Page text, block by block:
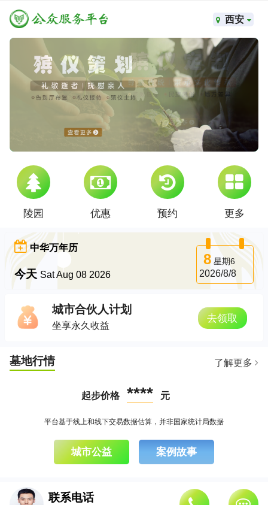
西安
陵园 优惠 预约 更多
中华万年历
今天 Sat Aug 08 2026
8星期6
2026/8/8
城市合伙人计划
坐享永久收益
去领取
墓地行情 了解更多
起步价格 **** 元
平台基于线上和线下交易数据估算，并非国家统计局数据
城市公益 案例故事
联系电话